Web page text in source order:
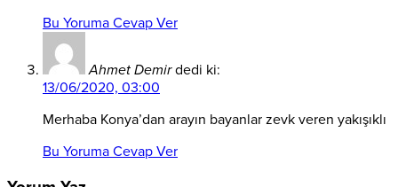
Bu Yoruma Cevap Ver
Ahmet Demir dedi ki:
13/06/2020, 03:00
Merhaba Konya’dan arayın bayanlar zevk veren yakışıklı
Bu Yoruma Cevap Ver